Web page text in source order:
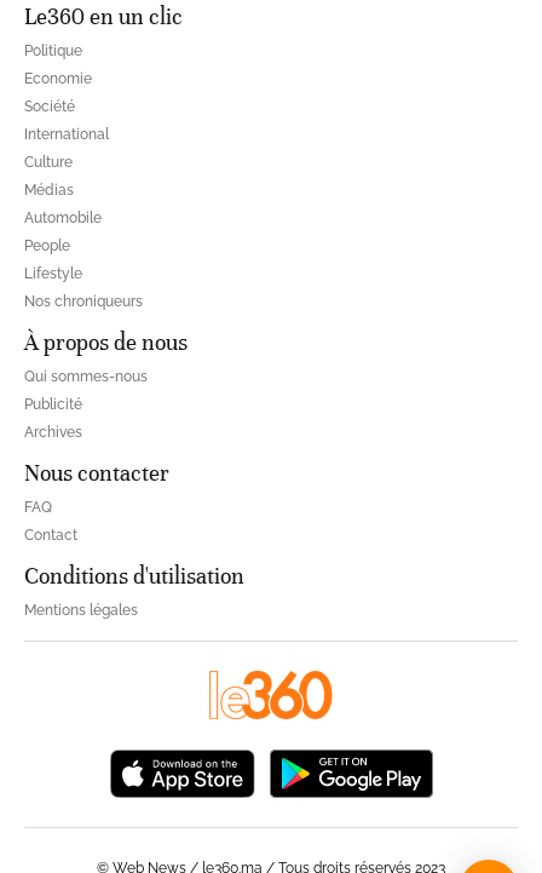
Le360 en un clic
Politique
Economie
Société
International
Culture
Médias
Automobile
People
Lifestyle
Nos chroniqueurs
À propos de nous
Qui sommes-nous
Publicité
Archives
Nous contacter
FAQ
Contact
Conditions d'utilisation
Mentions légales
© Web News / le360.ma / Tous droits réservés 2023